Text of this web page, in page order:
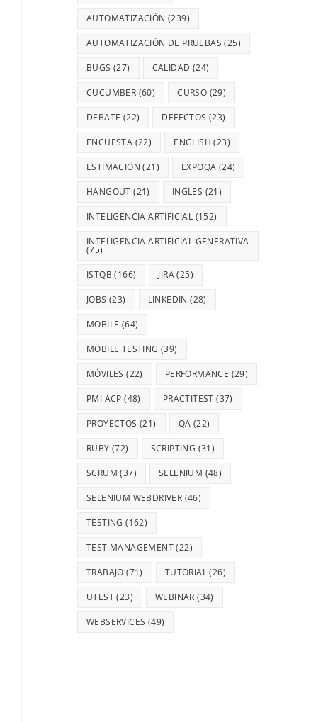
AUTOMATIZACIÓN (239)
AUTOMATIZACIÓN DE PRUEBAS (25)
BUGS (27) CALIDAD (24)
CUCUMBER (60) CURSO (29)
DEBATE (22) DEFECTOS (23)
ENCUESTA (22) ENGLISH (23)
ESTIMACIÓN (21) EXPOQA (24)
HANGOUT (21) INGLES (21)
INTELIGENCIA ARTIFICIAL (152)
INTELIGENCIA ARTIFICIAL GENERATIVA
(75)
ISTQB (166) JIRA(25)
JOBS (23) LINKEDIN (28)
MOBILE (64)
MOBILE TESTING (39)
MÓVILES (22) PERFORMANCE (29)
PMI ACP (48) PRACTITEST (37)
PROYECTOS (21) QA (22)
RUBY (72) SCRIPTING (31)
SCRUM (37) SELENIUM (48)
SELENIUM WEBDRIVER (46)
TESTING (162)
TEST MANAGEMENT(22)
TRABAJO (71) TUTORIAL(26)
UTEST(23) WEBINAR (34)
WEBSERVICES (49)